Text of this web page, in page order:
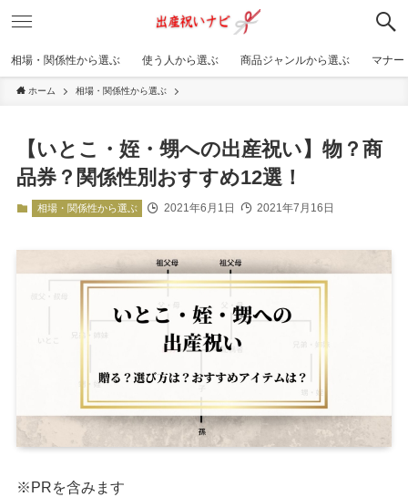
相場・関係性から選ぶ 使う人から選ぶ 商品ジャンルから選ぶ マナー
ホーム 相場・関係性から選ぶ
【いとこ・姪・甥への出産祝い】物？商
品券？関係性別おすすめ12選！
相場・関係性から選ぶ 2021年6月1日 2021年7月16日
※PRを含みます